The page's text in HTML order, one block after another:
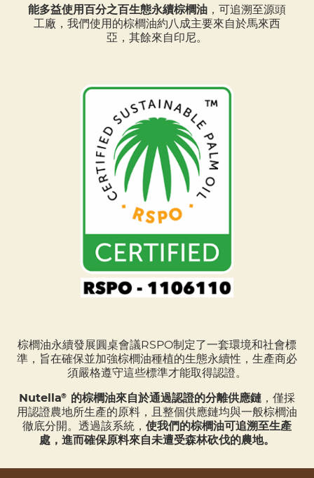
能多益使用百分之百生態永續棕櫚油 ，可追溯至源頭
工廠，我們使用的棕櫚油約八成主要來自於馬來西
亞，其餘來自印尼。
棕櫚油永續發展圓桌會議RSPO制定了一套環境和社會標
準，旨在確保並加強棕櫚油種植的生態永續性，生產商必
須嚴格遵守這些標準才能取得認證。
Nutella® 的棕櫚油來自於通過認證的分離供應鏈 ，僅採
用認證農地所生產的原料，且整個供應鏈均與一般棕櫚油
徹底分開。透過該系統， 使我們的棕櫚油可追溯至生產
處，進而確保原料來自未遭受森林砍伐的農地。